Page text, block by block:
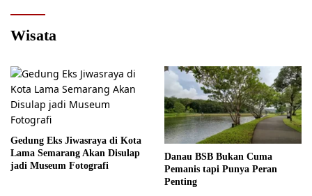
Wisata
Gedung Eks Jiwasraya di Kota
Lama Semarang Akan Disulap
jadi Museum Fotografi
Danau BSB Bukan Cuma
Pemanis tapi Punya Peran
Penting